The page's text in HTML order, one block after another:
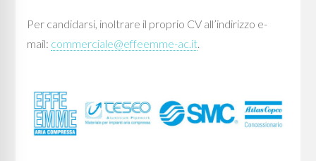
Per candidarsi, inoltrare il proprio CV all’indirizzo e-
mail: commerciale@effeemme-ac.it.